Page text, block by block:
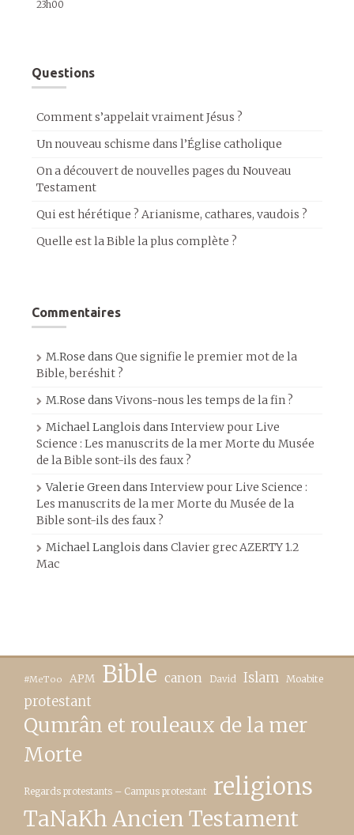
23h00
Questions
Comment s’appelait vraiment Jésus ?
Un nouveau schisme dans l’Église catholique
On a découvert de nouvelles pages du Nouveau
Testament
Qui est hérétique ? Arianisme, cathares, vaudois ?
Quelle est la Bible la plus complète ?
Commentaires
M.Rose dans Que signifie le premier mot de la
Bible, beréshit ?
M.Rose dansVivons-nous les temps de la fin ?
Michael Langlois dans Interview pour Live
Science : Les manuscrits de la mer Morte du Musée
de la Bible sont-ils des faux ?
Valerie Greendans Interview pour Live Science :
Les manuscrits de la mer Morte du Musée de la
Bible sont-ils des faux ?
Michael Langlois dans Clavier grec AZERTY 1.2
Mac
#MeToo APM Bible canon David Islam Moabite
protestant
Qumrân et rouleaux de la mer
Morte
Regards protestants – Campus protestant religions
TaNaKh Ancien Testament